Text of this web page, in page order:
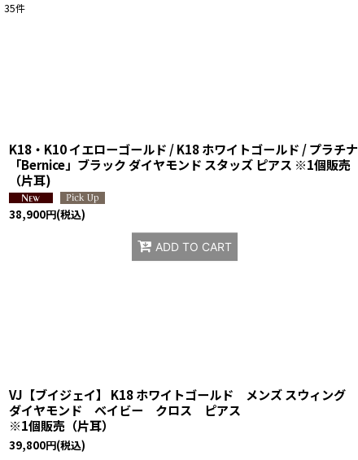
35件
K18・K10 イエローゴールド / K18 ホワイトゴールド / プラチナ
「Bernice」ブラック ダイヤモンド スタッズ ピアス ※1個販売
（片耳)
38,900円(税込)
ADD TO CART
VJ【ブイジェイ】 K18 ホワイトゴールド メンズ スウィング
ダイヤモンド ベイビー クロス ピアス
※1個販売（片耳）
39,800円(税込)